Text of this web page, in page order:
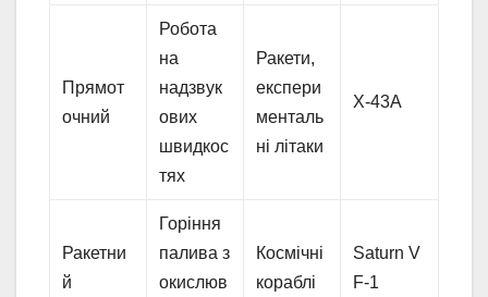
Прямот
очний
Робота
на
надзвук
ових
швидкос
тях
Ракети,
експери
менталь
ні літаки
X-43A
Ракетни
й
Горіння
палива з
окислюв
Космічні
кораблі
Saturn V
F-1